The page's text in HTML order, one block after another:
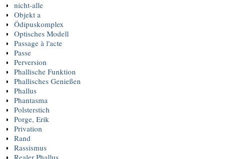
nicht-alle
Objekt a
Ödipuskomplex
Optisches Modell
Passage à l'acte
Passe
Perversion
Phallische Funktion
Phallisches Genießen
Phallus
Phantasma
Polsterstich
Porge, Erik
Privation
Rand
Rassismus